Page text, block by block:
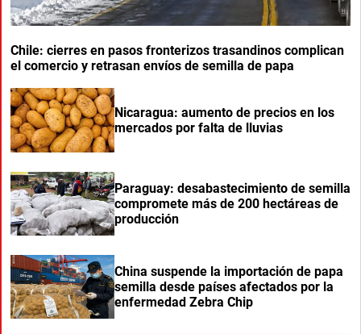
Chile: cierres en pasos fronterizos trasandinos complican
el comercio y retrasan envíos de semilla de papa
Nicaragua: aumento de precios en los
mercados por falta de lluvias
Paraguay: desabastecimiento de semilla
compromete más de 200 hectáreas de
producción
China suspende la importación de papa
semilla desde países afectados por la
enfermedad Zebra Chip